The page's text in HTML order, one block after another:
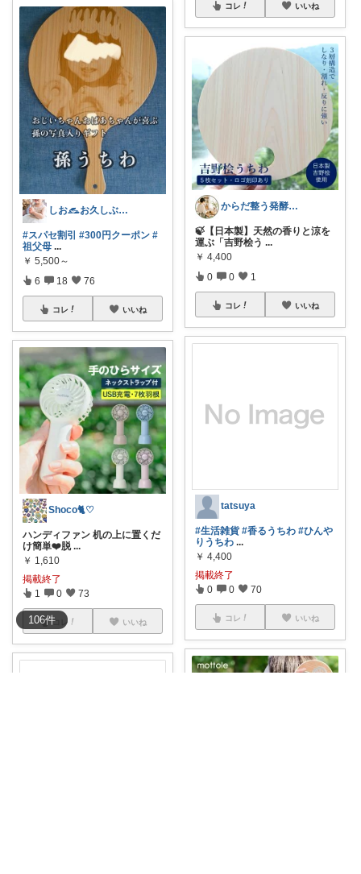
106件
しお𓃺お久しぶりです🛒
#スパセ割引 #300円クーポン #
祖父母 ...
￥ 5,500～
6 18 76
コレ いいね
Shoco🐈♡
ハンディファン 机の上に置くだ
け簡単❤️脱 ...
￥ 1,610
掲載終了
1 0 73
コレ いいね
コレ いいね
からだ整う発酵台所
🍃【日本製】天然の香りと涼を
運ぶ「吉野桧う ...
￥ 4,400
0 0 1
コレ いいね
tatsuya
#生活雑貨 #香るうちわ #ひんや
りうちわ ...
￥ 4,400
掲載終了
0 0 70
コレ いいね